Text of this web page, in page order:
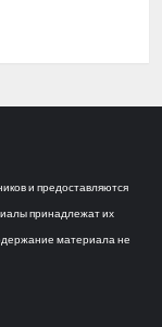
и предоставляются
принадлежат их
материала не